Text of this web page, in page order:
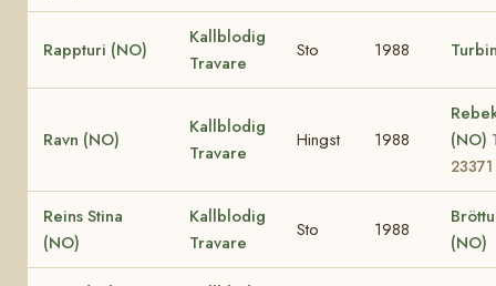
Rappturi (NO)
Kallblodig
Travare
Sto 1988
Ravn (NO)
Kallblodig
Travare
Hingst 1988
(NO)
23371
Reins Stina
(NO)
Kallblodig
Travare
Sto 1988
(NO)